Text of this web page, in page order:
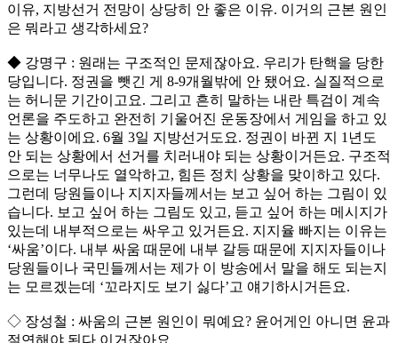
이유, 지방선거 전망이 상당히 안 좋은 이유. 이거의 근본 원인
은 뭐라고 생각하세요?
◆ 강명구 : 원래는 구조적인 문제잖아요. 우리가 탄핵을 당한
당입니다. 정권을 뺏긴 게 8-9개월밖에 안 됐어요. 실질적으로
는 허니문 기간이고요. 그리고 흔히 말하는 내란 특검이 계속
언론을 주도하고 완전히 기울어진 운동장에서 게임을 하고 있
는 상황이에요. 6월 3일 지방선거도요. 정권이 바뀐 지 1년도
안 되는 상황에서 선거를 치러내야 되는 상황이거든요. 구조적
으로는 너무나도 열악하고, 힘든 정치 상황을 맞이하고 있다.
그런데 당원들이나 지지자들께서는 보고 싶어 하는 그림이 있
습니다. 보고 싶어 하는 그림도 있고, 듣고 싶어 하는 메시지가
있는데 내부적으로는 싸우고 있거든요. 지지율 빠지는 이유는
‘싸움’이다. 내부 싸움 때문에 내부 갈등 때문에 지지자들이나
당원들이나 국민들께서는 제가 이 방송에서 말을 해도 되는지
는 모르겠는데 ‘꼬라지도 보기 싫다’고 얘기하시거든요.
◇ 장성철 : 싸움의 근본 원인이 뭐예요? 윤어게인 아니면 윤과